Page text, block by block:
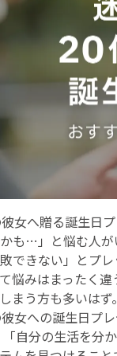
女へ贈る誕生日
も…」と悩む人が
できない」とプ
悩みはまったく
まう方も多いはず。
女への誕生日プ
「自分の生活を分